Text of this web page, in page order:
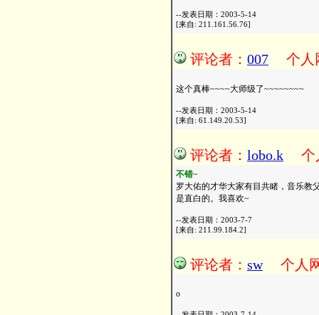
--发表日期：2003-5-14
[来自: 211.161.56.76]
评论者： 007 个人
这个真棒~~~~大师级了~~~~~~~~
--发表日期：2003-5-14
[来自: 61.149.20.53]
评论者： lobo.k 个
不错~
罗大佑的才华大家有目共睹，音乐教
是直白的。我喜欢~
--发表日期：2003-7-7
[来自: 211.99.184.2]
评论者： sw 个人
o